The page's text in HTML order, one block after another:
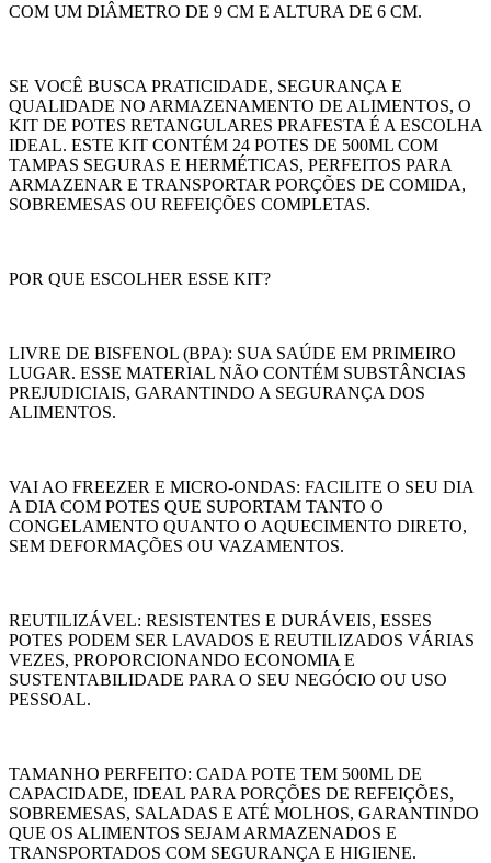
COM UM DIÂMETRO DE 9 CM E ALTURA DE 6 CM.
SE VOCÊ BUSCA PRATICIDADE, SEGURANÇA E
QUALIDADE NO ARMAZENAMENTO DE ALIMENTOS, O
KIT DE POTES RETANGULARES PRAFESTA É A ESCOLHA
IDEAL. ESTE KIT CONTÉM 24 POTES DE 500ML COM
TAMPAS SEGURAS E HERMÉTICAS, PERFEITOS PARA
ARMAZENAR E TRANSPORTAR PORÇÕES DE COMIDA,
SOBREMESAS OU REFEIÇÕES COMPLETAS.
POR QUE ESCOLHER ESSE KIT?
LIVRE DE BISFENOL (BPA): SUA SAÚDE EM PRIMEIRO
LUGAR. ESSE MATERIAL NÃO CONTÉM SUBSTÂNCIAS
PREJUDICIAIS, GARANTINDO A SEGURANÇA DOS
ALIMENTOS.
VAI AO FREEZER E MICRO-ONDAS: FACILITE O SEU DIA
A DIA COM POTES QUE SUPORTAM TANTO O
CONGELAMENTO QUANTO O AQUECIMENTO DIRETO,
SEM DEFORMAÇÕES OU VAZAMENTOS.
REUTILIZÁVEL: RESISTENTES E DURÁVEIS, ESSES
POTES PODEM SER LAVADOS E REUTILIZADOS VÁRIAS
VEZES, PROPORCIONANDO ECONOMIA E
SUSTENTABILIDADE PARA O SEU NEGÓCIO OU USO
PESSOAL.
TAMANHO PERFEITO: CADA POTE TEM 500ML DE
CAPACIDADE, IDEAL PARA PORÇÕES DE REFEIÇÕES,
SOBREMESAS, SALADAS E ATÉ MOLHOS, GARANTINDO
QUE OS ALIMENTOS SEJAM ARMAZENADOS E
TRANSPORTADOS COM SEGURANÇA E HIGIENE.